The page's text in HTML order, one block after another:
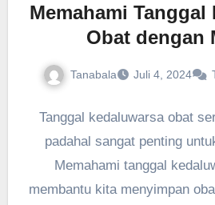
Memahami Tanggal
Obat dengan
Tanabala Juli 4, 2024
Tanggal kedaluwarsa obat
padahal sangat penting
Memahami tanggal
membantu kita menyimpan